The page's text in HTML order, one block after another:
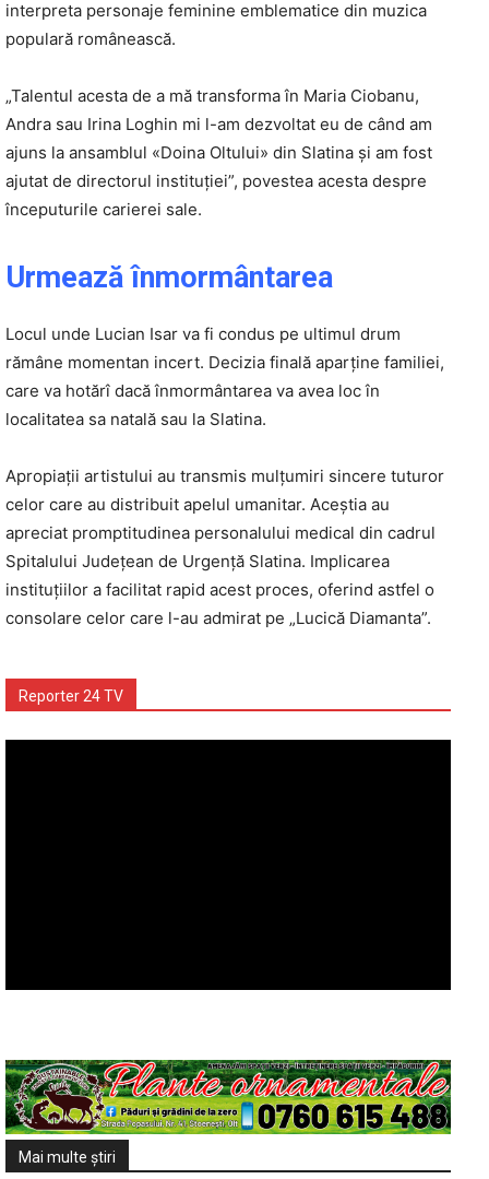
interpreta personaje feminine emblematice din muzica
populară românească.
„Talentul acesta de a mă transforma în Maria Ciobanu,
Andra sau Irina Loghin mi l-am dezvoltat eu de când am
ajuns la ansamblul «Doina Oltului» din Slatina și am fost
ajutat de directorul instituției”, povestea acesta despre
începuturile carierei sale.
Urmează înmormântarea
Locul unde Lucian Isar va fi condus pe ultimul drum
rămâne momentan incert. Decizia finală aparține familiei,
care va hotărî dacă înmormântarea va avea loc în
localitatea sa natală sau la Slatina.
Apropiații artistului au transmis mulțumiri sincere tuturor
celor care au distribuit apelul umanitar. Aceștia au
apreciat promptitudinea personalului medical din cadrul
Spitalului Județean de Urgență Slatina. Implicarea
instituțiilor a facilitat rapid acest proces, oferind astfel o
consolare celor care l-au admirat pe „Lucică Diamanta”.
Reporter 24 TV
Mai multe ştiri